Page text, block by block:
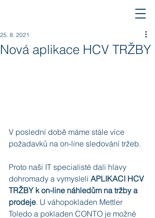
Nová aplikace HCV TRŽBY
25. 8. 2021
V poslední době máme stále více
požadavků na on-line sledování tržeb.
Proto naši IT specialisté dali hlavy
dohromady a vymysleli APLIKACI HCV
TRŽBY k on-line náhledům na tržby a
prodeje. U váhopokladen Mettler
Toledo a pokladen CONTO je možné